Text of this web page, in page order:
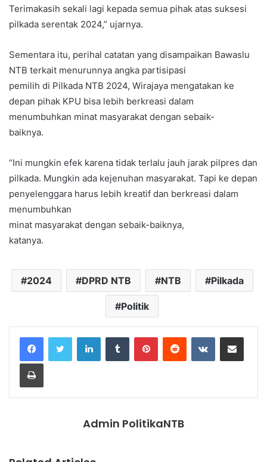
Terimakasih sekali lagi kepada semua pihak atas suksesi
pilkada serentak 2024,” ujarnya.
Sementara itu, perihal catatan yang disampaikan Bawaslu
NTB terkait menurunnya angka partisipasi
pemilih di Pilkada NTB 2024, Wirajaya mengatakan ke
depan pihak KPU bisa lebih berkreasi dalam
menumbuhkan minat masyarakat dengan sebaik-
baiknya.
“Ini mungkin efek karena tidak terlalu jauh jarak pilpres dan
pilkada. Mungkin ada kejenuhan masyarakat. Tapi ke depan
penyelenggara harus lebih kreatif dan berkreasi dalam
menumbuhkan
minat masyarakat dengan sebaik-baiknya,
katanya.
2024 DPRD NTB NTB Pilkada
Politik
LinkedInTumblr PinterestReddit VKontakteShare via Email
Print
Admin PolitikaNTB